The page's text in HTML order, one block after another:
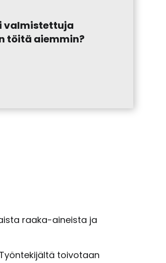
valmistettuja
töitä aiemmin?
raaka-aineista ja
toivotaan